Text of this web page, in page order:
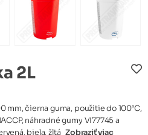
2L
mm, čierna guma, použitie do 100°C,
náhradné gumy VI77745 a
biela, žltá Zobraziť viac